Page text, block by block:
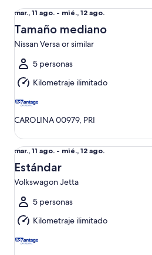
Del
mar.,
11
ago.
al
mié.,
12
ago.
mar., 11 ago. - mié., 12 ago.
Tamaño mediano
Nissan Versa or similar
5 personas
Kilometraje ilimitado
CAROLINA 00979, PRI
Tamaño mediano Nissan Versa or
Del
mar.,
11
ago.
al
mié.,
12
ago.
mar., 11 ago. - mié., 12 ago.
Estándar
Volkswagon Jetta
5 personas
Kilometraje ilimitado
Estándar Volkswagon Jetta